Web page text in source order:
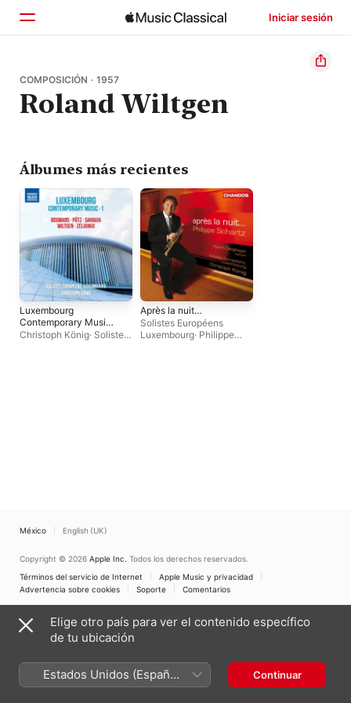
Iniciar sesión
Inicio
Explorar
COMPOSICIÓN · 1957
Roland Wiltgen
Álbumes más recientes
Luxembourg
Contemporary Music,
Vol. 1
Christoph König· Solistes
Après la nuit…
Solistes Européens
Luxembourg· Philippe
México English (UK)
Copyright © 2026 Apple Inc. Todos los derechos reservados.
Términos del servicio de Internet
Apple Music y privacidad
Advertencia sobre cookies
Soporte Comentarios
Elige otro país para ver el contenido específico
de tu ubicación
Estados Unidos (Español
México)
Continuar